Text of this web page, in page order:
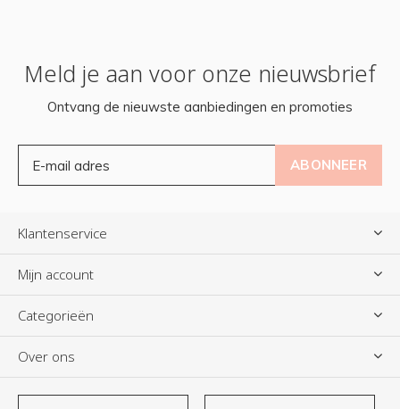
Meld je aan voor onze nieuwsbrief
Ontvang de nieuwste aanbiedingen en promoties
ABONNEER
Klantenservice
Mijn account
Categorieën
Over ons